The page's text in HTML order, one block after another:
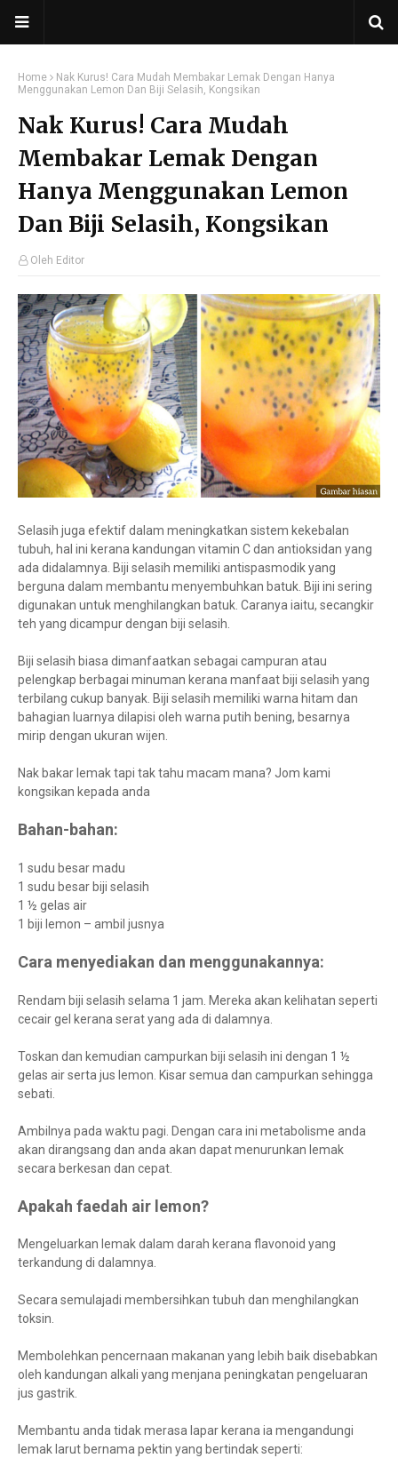
Home
Nak Kurus! Cara Mudah Membakar Lemak Dengan Hanya
Menggunakan Lemon Dan Biji Selasih, Kongsikan
Nak Kurus! Cara Mudah
Membakar Lemak Dengan
Hanya Menggunakan Lemon
Dan Biji Selasih, Kongsikan
Oleh Editor
Selasih juga efektif dalam meningkatkan sistem kekebalan
tubuh, hal ini kerana kandungan vitamin C dan antioksidan yang
ada didalamnya. Biji selasih memiliki antispasmodik yang
berguna dalam membantu menyembuhkan batuk. Biji ini sering
digunakan untuk menghilangkan batuk. Caranya iaitu, secangkir
teh yang dicampur dengan biji selasih.
Biji selasih biasa dimanfaatkan sebagai campuran atau
pelengkap berbagai minuman kerana manfaat biji selasih yang
terbilang cukup banyak. Biji selasih memiliki warna hitam dan
bahagian luarnya dilapisi oleh warna putih bening, besarnya
mirip dengan ukuran wijen.
Nak bakar lemak tapi tak tahu macam mana? Jom kami
kongsikan kepada anda
Bahan-bahan:
1 sudu besar madu
1 sudu besar biji selasih
1 ½ gelas air
1 biji lemon – ambil jusnya
Cara menyediakan dan menggunakannya:
Rendam biji selasih selama 1 jam. Mereka akan kelihatan seperti
cecair gel kerana serat yang ada di dalamnya.
Toskan dan kemudian campurkan biji selasih ini dengan 1 ½
gelas air serta jus lemon. Kisar semua dan campurkan sehingga
sebati.
Ambilnya pada waktu pagi. Dengan cara ini metabolisme anda
akan dirangsang dan anda akan dapat menurunkan lemak
secara berkesan dan cepat.
Apakah faedah air lemon?
Mengeluarkan lemak dalam darah kerana flavonoid yang
terkandung di dalamnya.
Secara semulajadi membersihkan tubuh dan menghilangkan
toksin.
Membolehkan pencernaan makanan yang lebih baik disebabkan
oleh kandungan alkali yang menjana peningkatan pengeluaran
jus gastrik.
Membantu anda tidak merasa lapar kerana ia mengandungi
lemak larut bernama pektin yang bertindak seperti: